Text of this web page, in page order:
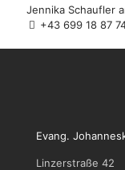
Jennika Schaufler
+43 699 18 87
Evang.
Linzerstraße 42